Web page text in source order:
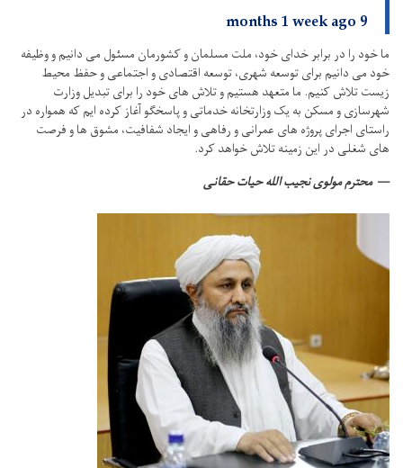
9 months 1 week ago
ما خود را در برابر خدای خود، ملت مسلمان و کشورمان مسئول می دانیم و وظیفه
خود می دانیم برای توسعه شهری، توسعه اقتصادی و اجتماعی و حفظ محیط
زیست تلاش کنیم. ما متعهد هستیم و تلاش های خود را برای تبدیل وزارت
شهرسازی و مسکن به یک وزارتخانه خدماتی و پاسخگو آغاز کرده ایم که همواره در
راستای اجرای پروژه های عمرانی و رفاهی و ایجاد شفافیت، مشوق ها و فرصت
های شغلی در این زمینه تلاش خواهد کرد.
محترم مولوی نجیب الله حیات حقانی